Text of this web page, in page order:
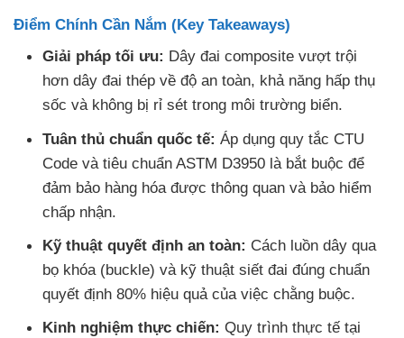
Điểm Chính Cần Nắm (Key Takeaways)
Giải pháp tối ưu: Dây đai composite vượt trội
hơn dây đai thép về độ an toàn, khả năng hấp thụ
sốc và không bị rỉ sét trong môi trường biển.
Tuân thủ chuẩn quốc tế: Áp dụng quy tắc CTU
Code và tiêu chuẩn ASTM D3950 là bắt buộc để
đảm bảo hàng hóa được thông quan và bảo hiểm
chấp nhận.
Kỹ thuật quyết định an toàn: Cách luồn dây qua
bọ khóa (buckle) và kỹ thuật siết đai đúng chuẩn
quyết định 80% hiệu quả của việc chằng buộc.
Kinh nghiệm thực chiến: Quy trình thực tế tại